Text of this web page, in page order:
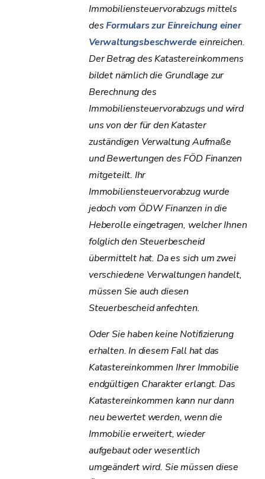
Immobiliensteuervorabzugs mittels
desFormulars zur Einreichung einer
Verwaltungsbeschwerdeeinreichen.
Der Betrag des Katastereinkommens
bildet nämlich die Grundlage zur
Berechnung des
Immobiliensteuervorabzugs und wird
uns von der für den Kataster
zuständigen Verwaltung Aufmaße
und Bewertungen des FÖD Finanzen
mitgeteilt. Ihr
Immobiliensteuervorabzug wurde
jedoch vom ÖDW Finanzen in die
Heberolle eingetragen, welcher Ihnen
folglich den Steuerbescheid
übermittelt hat. Da es sich um zwei
verschiedene Verwaltungen handelt,
müssen Sie auch diesen
Steuerbescheid anfechten.
Oder Sie haben keine Notifizierung
erhalten. In diesem Fall hat das
Katastereinkommen Ihrer Immobilie
endgültigen Charakter erlangt. Das
Katastereinkommen kann nur dann
neu bewertet werden, wenn die
Immobilie erweitert, wieder
aufgebaut oder wesentlich
umgeändert wird. Sie müssen diese